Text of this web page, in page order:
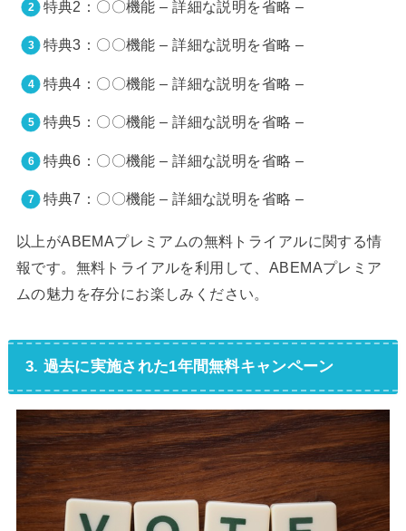
特典2：〇〇機能 – 詳細な説明を省略 –
特典3：〇〇機能 – 詳細な説明を省略 –
特典4：〇〇機能 – 詳細な説明を省略 –
特典5：〇〇機能 – 詳細な説明を省略 –
特典6：〇〇機能 – 詳細な説明を省略 –
特典7：〇〇機能 – 詳細な説明を省略 –
以上がABEMAプレミアムの無料トライアルに関する情
報です。無料トライアルを利用して、ABEMAプレミア
ムの魅力を存分にお楽しみください。
3. 過去に実施された1年間無料キャンペーン